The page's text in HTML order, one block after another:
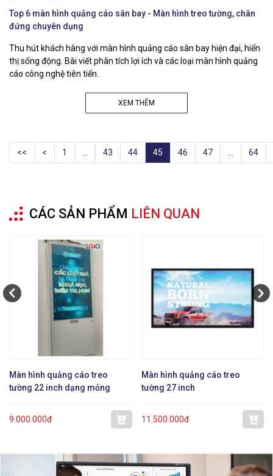
Top 6 màn hình quảng cáo sân bay - Màn hình treo tường, chân
đứng chuyên dụng
Thu hút khách hàng với màn hình quảng cáo sân bay hiện đại, hiển
thị sống động. Bài viết phân tích lợi ích và các loại màn hình quảng
cáo công nghệ tiên tiến.
XEM THÊM
<< < 1 43 44 45 46 47 64
CÁC SẢN PHẨM LIÊN QUAN
Màn hình quảng cáo treo
tường 22 inch dạng mỏng
9.000.000đ
Màn hình quảng cáo treo
tường 27 inch
11.500.000đ